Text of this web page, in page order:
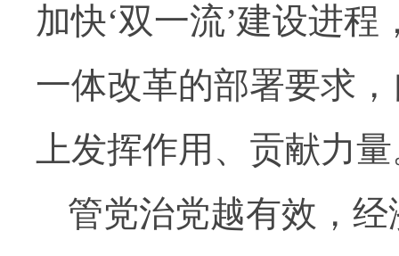
加快‘双一流’建设进
一体改革的部署要求
上发挥作用、贡献力量
管党治党越有效，